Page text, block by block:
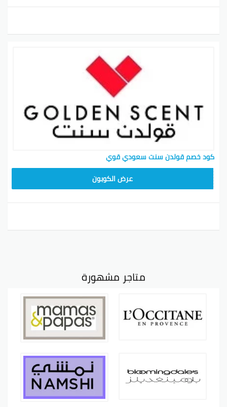
كود خصم قولدن سنت سعودي قوي
عرض الكوبون
متاجر مشهورة